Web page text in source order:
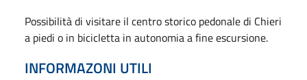
Possibilità di visitare il centro storico pedonale di Chieri
a piedi o in bicicletta in autonomia a fine escursione.
INFORMAZONI UTILI